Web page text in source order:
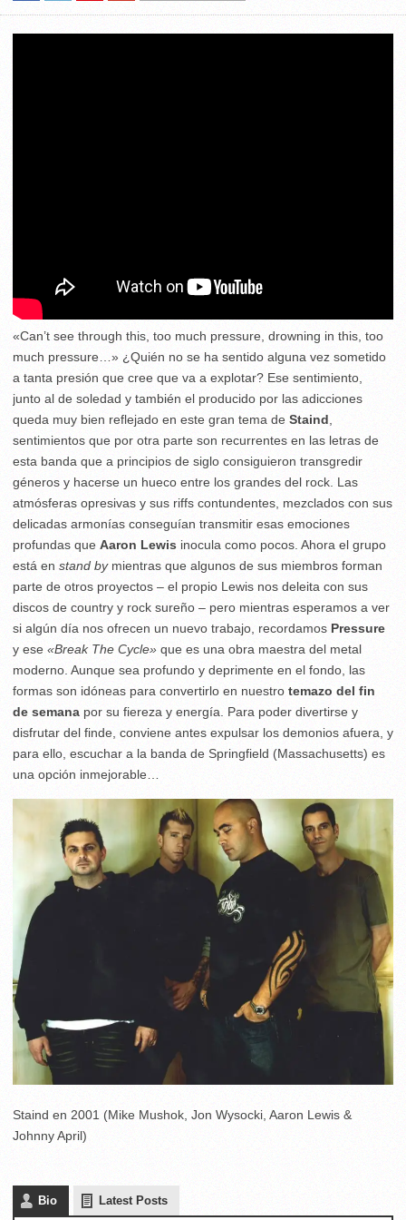
«Can’t see through this, too much pressure, drowning in this, too
much pressure…» ¿Quién no se ha sentido alguna vez sometido
a tanta presión que cree que va a explotar? Ese sentimiento,
junto al de soledad y también el producido por las adicciones
queda muy bien reflejado en este gran tema de Staind
sentimientos que por otra parte son recurrentes en las letras de
esta banda que a principios de siglo consiguieron transgredir
géneros y hacerse un hueco entre los grandes del rock. Las
atmósferas opresivas y sus riffs contundentes, mezclados con sus
delicadas armonías conseguían transmitir esas emociones
profundas que Aaron Lewis inocula como pocos. Ahora el grupo
está en stand bymientras que algunos de sus miembros forman
parte de otros proyectos – el propio Lewis nos deleita con sus
discos de country y rock sureño – pero mientras esperamos a ver
si algún día nos ofrecen un nuevo trabajo, recordamos Pressure
y ese «Break The Cycle» que es una obra maestra del metal
moderno. Aunque sea profundo y deprimente en el fondo, las
formas son idóneas para convertirlo en nuestro temazo del fin
de semana por su fiereza y energía. Para poder divertirse y
disfrutar del finde, conviene antes expulsar los demonios afuera, y
para ello, escuchar a la banda de Springfield (Massachusetts) es
una opción inmejorable…
Staind en 2001 (Mike Mushok, Jon Wysocki, Aaron Lewis &
Johnny April)
Bio Latest Posts